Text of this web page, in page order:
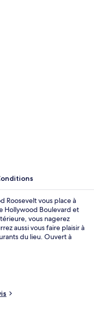
Roosevelt vous place à
Hollywood Boulevard et
vous nagerez
aussi vous faire plaisir à
du lieu. Ouvert à
un bar en bord de
adorent la
Les transports publics
- Highland se situe à